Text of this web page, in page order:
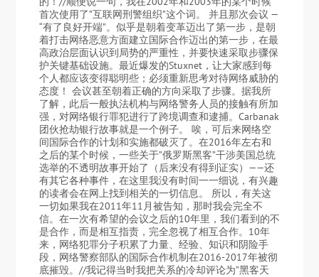
首次使用了”互联网刑警组织”这个词。 并且那次会议 —
“有了良好开端”。似乎是朝着变革迈出了第一步，是朝
着打击网络恶意方面建立国际合作迈出的第一步，在最
高政治层面认识到局势的严重性，并要快速采取步骤保
护关键基础设施。最近爆发的Stuxnet，让大家感到每
个人都应该变得聪明些；必须重新思考对待网络威胁的
态度！ 会议甚至朝着正确的方向采取了步骤。据我所
了解，此后一般执法机构与网络警务人员的接触有所加
强，对网络银行罪犯进行了跨境调查和逮捕。Carbanak
团伙抢劫银行故事就是一个例子。 唉，可后来网络空
间国际合作的计划和实施都破灭了。在2016年左右和
之后的某个时候，一些关于”俄罗斯黑客”干涉美国总统
选举的不透明故事开始了（后来没有得到证实）——还
有其它各种事件，在这里我没有时间一一细说，有兴趣
的读者会在网上找到相关的一切信息。 所以，有关这
一切如果我在2011年11月被告知，那时我会完全不
信。在一次有希望的会议之后的10年里，我们看到的不
是合作，而是相互指责，完全忽视了相互合作。10年
来，网络犯罪分子积累了力量、经验、知识和阴险手
段，网络警察部队的国际合作机制在2016-2017年被彻
底摧毁。//我记得当时我把关系的冷却评论为”黑客天